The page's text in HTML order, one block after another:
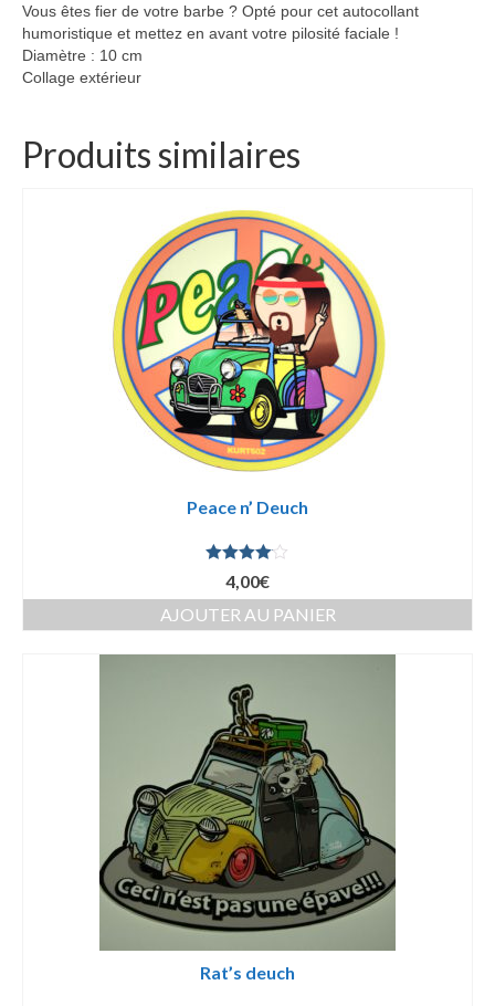
Vous êtes fier de votre barbe ? Opté pour cet autocollant
humoristique et mettez en avant votre pilosité faciale !
Diamètre : 10 cm
Collage extérieur
Produits similaires
Peace n’ Deuch
Note4.00
sur 5
4,00€
AJOUTER AU PANIER
Rat’s deuch